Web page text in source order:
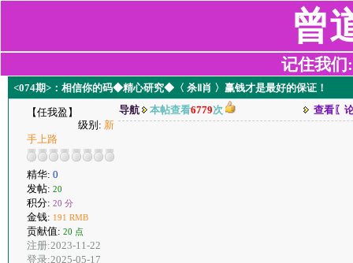
曾
记住我们
<074期>：相信你的码◆精心研究◆〈 杀Ⅱ肖 〉赢钱才是最好的保证！
【任我盈】
级别: 新
手上路
精华: 0
发帖: 20
积分: 20 分
金钱: 191 RMB
贡献值: 20 点
注册:2023-11-22
登录:2025-05-17
导航 本帖查看6779次 查看〖